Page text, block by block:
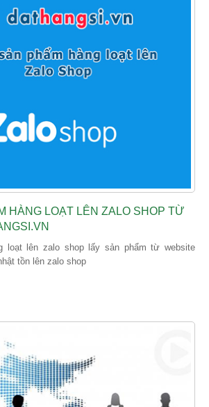
HÀNG LOẠT LÊN ZALO SHOP TỪ
loạt lên zalo shop lấy sản phẩm từ website
tồn lên zalo shop